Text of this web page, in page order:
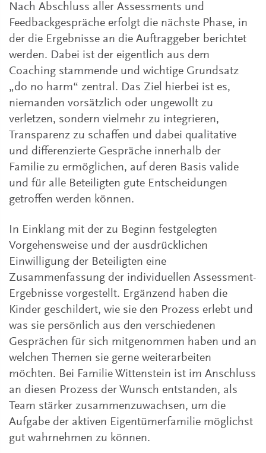
Nach Abschluss aller Assessments und
Feedbackgespräche erfolgt die nächste Phase, in
der die Ergebnisse an die Auftraggeber berichtet
werden. Dabei ist der eigentlich aus dem
Coaching stammende und wichtige Grundsatz
„do no harm“ zentral. Das Ziel hierbei ist es,
niemanden vorsätzlich oder ungewollt zu
verletzen, sondern vielmehr zu integrieren,
Transparenz zu schaffen und dabei qualitative
und differenzierte Gespräche innerhalb der
Familie zu ermöglichen, auf deren Basis valide
und für alle Beteiligten gute Entscheidungen
getroffen werden können.
In Einklang mit der zu Beginn festgelegten
Vorgehensweise und der ausdrücklichen
Einwilligung der Beteiligten eine
Zusammenfassung der individuellen Assessment-
Ergebnisse vorgestellt. Ergänzend haben die
Kinder geschildert, wie sie den Prozess erlebt und
was sie persönlich aus den verschiedenen
Gesprächen für sich mitgenommen haben und an
welchen Themen sie gerne weiterarbeiten
möchten. Bei Familie Wittenstein ist im Anschluss
an diesen Prozess der Wunsch entstanden, als
Team stärker zusammenzuwachsen, um die
Aufgabe der aktiven Eigentümerfamilie möglichst
gut wahrnehmen zu können.